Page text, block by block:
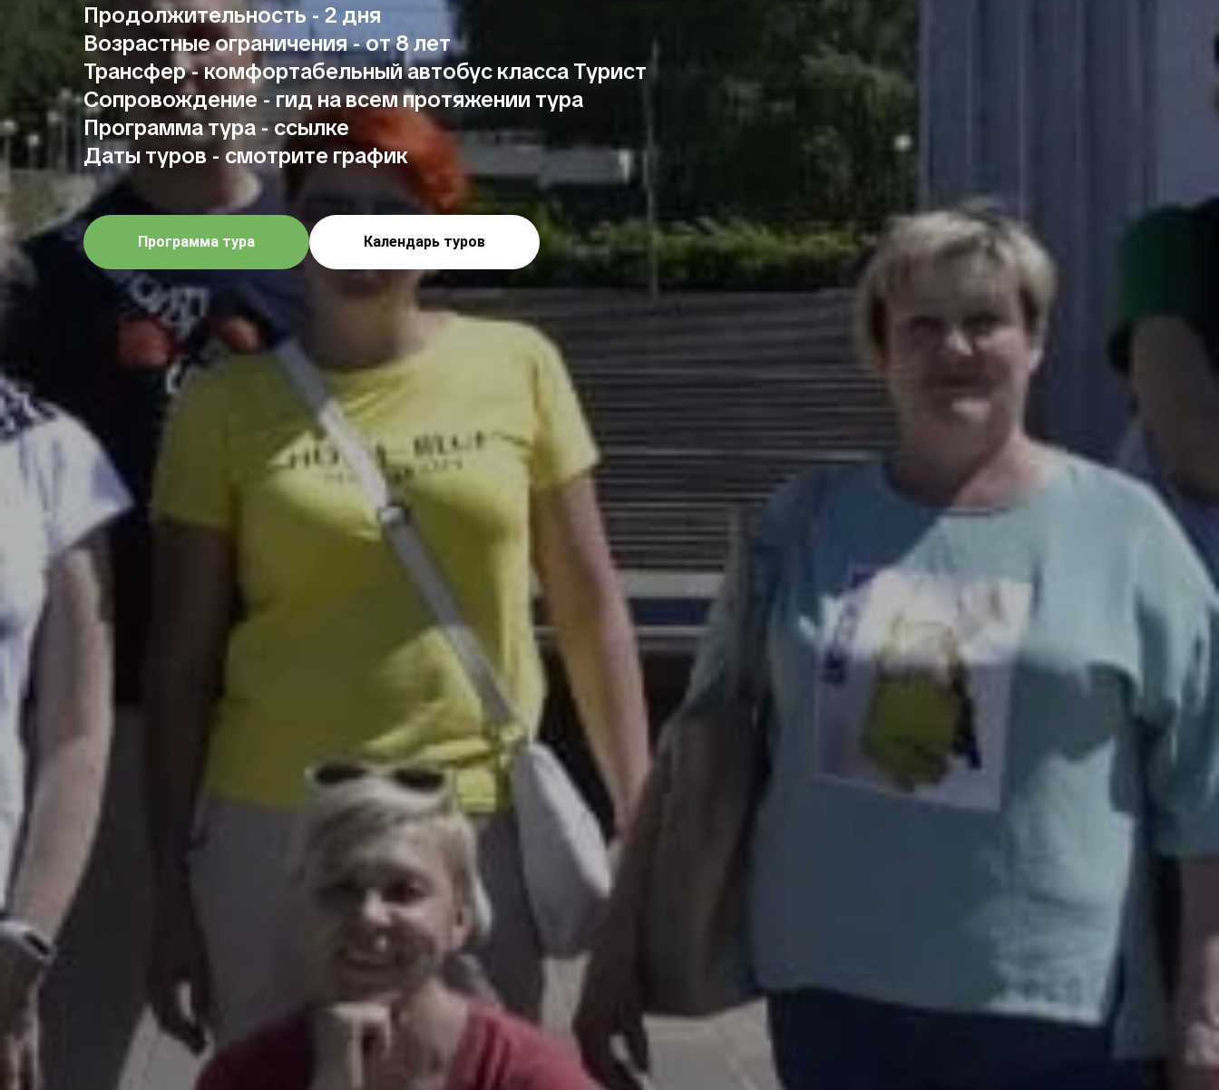
Продолжительность - 2 дня
Возрастные ограничения - от 8 лет
Трансфер - комфортабельный автобус класса Турист
Сопровождение - гид на всем протяжении тура
Программа тура - ссылке
Даты туров - смотрите график
Программа тура Календарь туров